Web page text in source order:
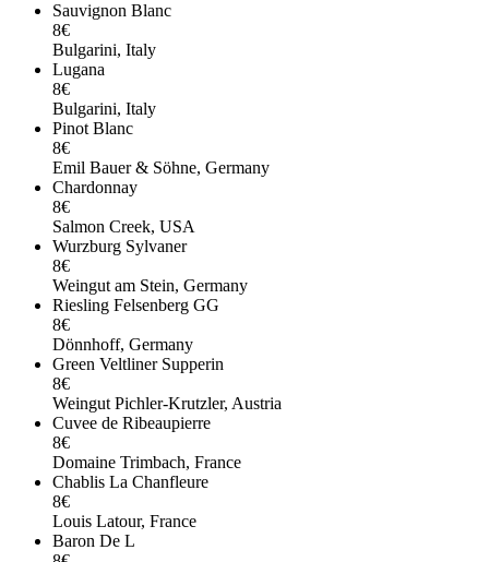
Sauvignon Blanc
8€
Bulgarini, Italy
Lugana
8€
Bulgarini, Italy
Pinot Blanc
8€
Emil Bauer & Söhne, Germany
Chardonnay
8€
Salmon Creek, USA
Wurzburg Sylvaner
8€
Weingut am Stein, Germany
Riesling Felsenberg GG
8€
Dönnhoff, Germany
Green Veltliner Supperin
8€
Weingut Pichler-Krutzler, Austria
Cuvee de Ribeaupierre
8€
Domaine Trimbach, France
Chablis La Chanfleure
8€
Louis Latour, France
Baron De L